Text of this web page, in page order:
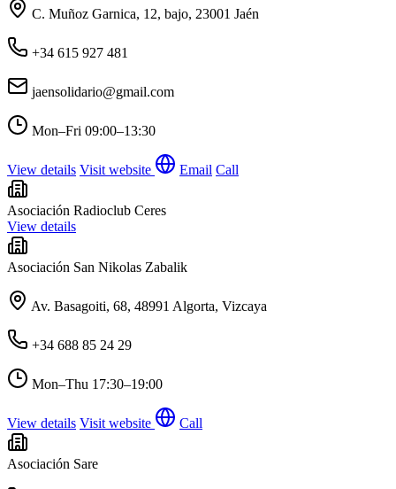
C. Muñoz Garnica, 12, bajo, 23001 Jaén
+34 615 927 481
jaensolidario@gmail.com
Mon–Fri 09:00–13:30
View details Visit website Email Call
Asociación Radioclub Ceres
View details
Asociación San Nikolas Zabalik
Av. Basagoiti, 68, 48991 Algorta, Vizcaya
+34 688 85 24 29
Mon–Thu 17:30–19:00
View details Visit website Call
Asociación Sare